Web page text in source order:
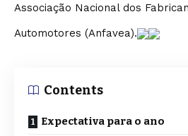
Associação Nacional dos
Automotores (Anfavea).
Contents
Expectativa para o ano